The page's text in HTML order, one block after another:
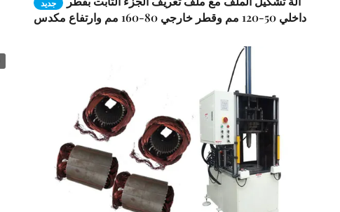
جديد
داخلي 50-120 مم وقطر خارجي 80-160 مم وارتفاع مكدس